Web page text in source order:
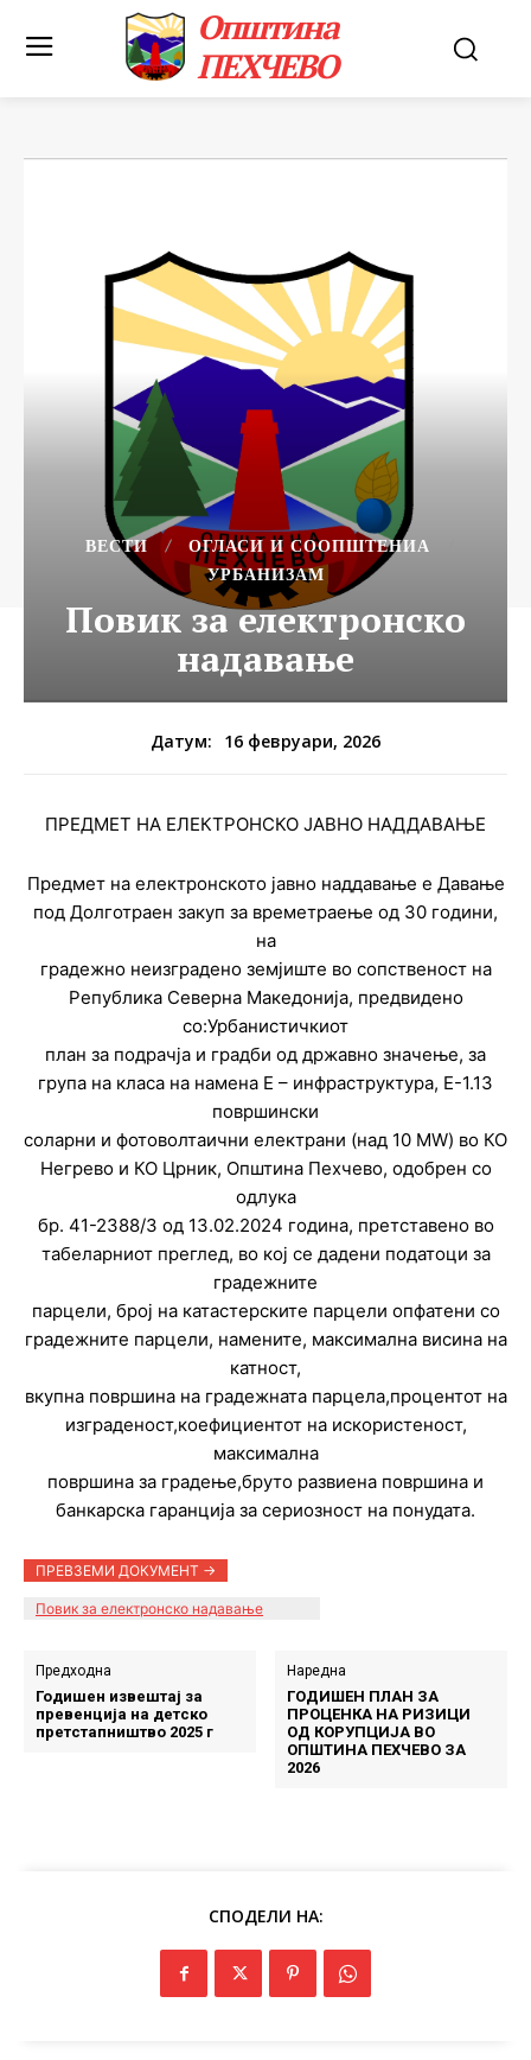
Општина
ПЕХЧЕВО
ВЕСТИ
ОГЛАСИ И СООПШТЕНИА
УРБАНИЗАМ
Повик за електронско
надавање
Датум: 16 февруари, 2026
ПРЕДМЕТ НА ЕЛЕКТРОНСКО ЈАВНО НАДДАВАЊЕ
Предмет на електронското јавно наддавање е Давање
под Долготраен закуп за времетраење од 30 години,
на
градежно неизградено земјиште во сопственост на
Република Северна Македонија, предвидено
со:Урбанистичкиот
план за подрачја и градби од државно значење, за
група на класа на намена Е – инфраструктура, Е-1.13
површински
соларни и фотоволтаични електрани (над 10 MW) во КО
Негрево и КО Црник, Општина Пехчево, одобрен со
одлука
бр. 41-2388/3 од 13.02.2024 година, претставено во
табеларниот преглед, во кој се дадени податоци за
градежните
парцели, број на катастерските парцели опфатени со
градежните парцели, намените, максимална висина на
катност,
вкупна површина на градежната парцела,процентот на
изграденост,коефициентот на искористеност,
максимална
површина за градење,бруто развиена површина и
банкарска гаранција за сериозност на понудата.
ПРЕВЗЕМИ ДОКУМЕНТ ->
Повик за електронско надавање
Предходна
Годишен извештај за
превенција на детско
претстапништво 2025 г
Наредна
ГОДИШЕН ПЛАН ЗА
ПРОЦЕНКА НА РИЗИЦИ
ОД КОРУПЦИЈА ВО
ОПШТИНА ПЕХЧЕВО ЗА
2026
СПОДЕЛИ НА: